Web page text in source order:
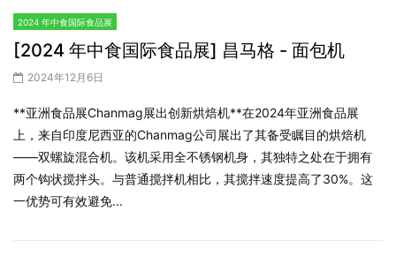
2024 年中食国际食品展
[2024 年中食国际食品展] 昌马格 - 面包机
2024年12月6日
**亚洲食品展Chanmag展出创新烘焙机**在2024年亚洲食品展
上，来自印度尼西亚的Chanmag公司展出了其备受瞩目的烘焙机
——双螺旋混合机。该机采用全不锈钢机身，其独特之处在于拥有
两个钩状搅拌头。与普通搅拌机相比，其搅拌速度提高了30%。这
一优势可有效避免...